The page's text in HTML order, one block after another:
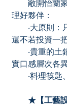
敞開怡蘭家
理好夥伴：
‧大原則：只
還不若投資一
‧貴重的土鍋
實口感層次各
‧料理筷匙、
★【工藝設